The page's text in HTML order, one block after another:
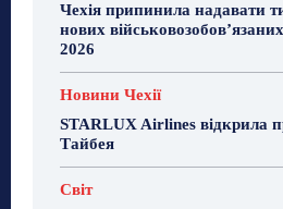
Чехія припинила надавати
нових
2026
Новини Чехії
STARLUX Airlines відкрила
Тайбея
Світ